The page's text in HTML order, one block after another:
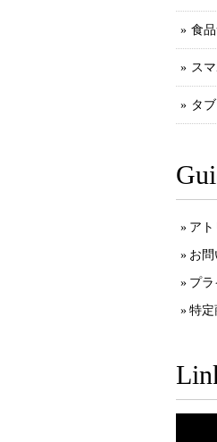
食
ス
タ
ア
お
プ
特定